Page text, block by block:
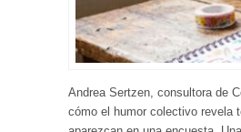
Andrea Sertzen, consultora de
cómo el humor colectivo revela